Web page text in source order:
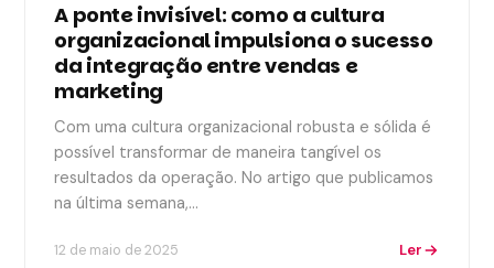
A ponte invisível: como a cultura
organizacional impulsiona o sucesso
da integração entre vendas e
marketing
Com uma cultura organizacional robusta e sólida é
possível transformar de maneira tangível os
resultados da operação. No artigo que publicamos
na última semana,…
12 de maio de 2025 Ler